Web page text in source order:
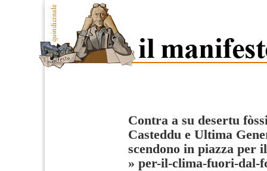
Contra a su desertu
Casteddu e Ultima
scendono in piazza per
» per-il-clima-fuori-dal-